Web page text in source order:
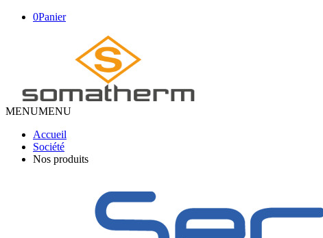
0Panier
MENUMENU
Accueil
Société
Nos produits